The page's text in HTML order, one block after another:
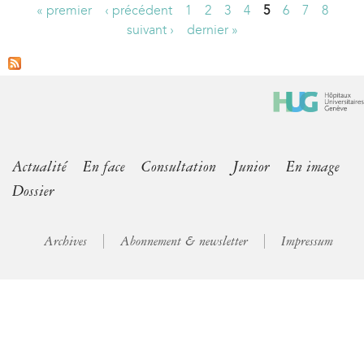
a
« premier ‹ précédent 1 2 3 4 5 6 7
8
suivant ›
dernier »
Actualité En face Consultation Junior
En image
Dossier
Archives Abonnement & newsletter Impressum